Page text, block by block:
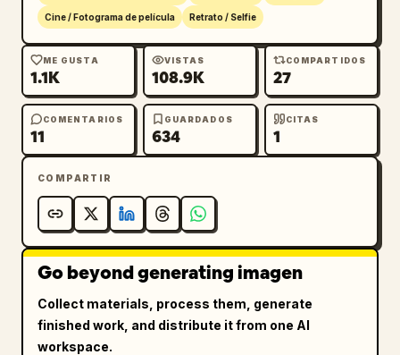
Cine / Fotograma de película Retrato / Selfie
ME GUSTA
1.1K
VISTAS
108.9K
COMPARTIDOS
27
COMENTARIOS
11
GUARDADOS
634
CITAS
1
COMPARTIR
Go beyond generating imagen
Collect materials, process them, generate
finished work, and distribute it from one AI
workspace.